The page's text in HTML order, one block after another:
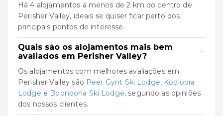
Há 4 alojamentos a menos de 2 km do centro de
Perisher Valley, ideais se quiser ficar perto dos
principais pontos de interesse.
Quais são os alojamentos mais bem
avaliados em Perisher Valley?
−
Os alojamentos com melhores avaliações em
Perisher Valley são Peer Gynt Ski Lodge, Kooloora
Lodge e Boonoona Ski Lodge, segundo as opiniões
dos nossos clientes.